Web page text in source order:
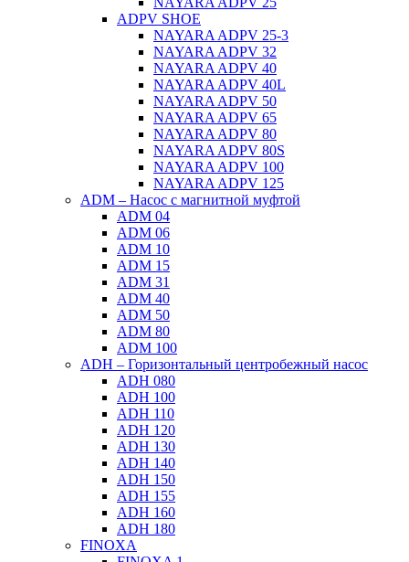
ADPV SHOE
NAYARA ADPV 25-3
NAYARA ADPV 32
NAYARA ADPV 40
NAYARA ADPV 40L
NAYARA ADPV 50
NAYARA ADPV 65
NAYARA ADPV 80
NAYARA ADPV 80S
NAYARA ADPV 100
NAYARA ADPV 125
ADM – Насос с магнитной муфтой
ADM 04
ADM 06
ADM 10
ADM 15
ADM 31
ADM 40
ADM 50
ADM 80
ADM 100
ADH – Горизонтальный центробежный насос
ADH 080
ADH 100
ADH 110
ADH 120
ADH 130
ADH 140
ADH 150
ADH 155
ADH 160
ADH 180
FINOXA